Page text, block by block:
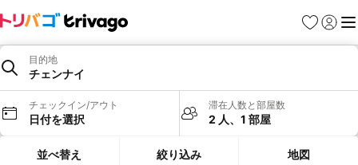
お気に入り
ログイ
メ
目的地
チェンナイ
チェックイン/アウト
日付を選択
滞在人数と部屋数
2 人、1 部屋
並べ替え 絞り込み 地図